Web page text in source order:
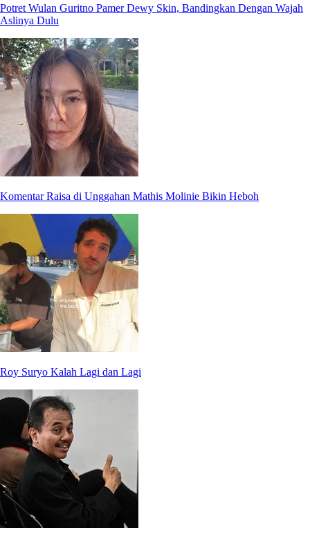
Potret Wulan Guritno Pamer Dewy Skin, Bandingkan Dengan Wajah
Aslinya Dulu
Komentar Raisa di Unggahan Mathis Molinie Bikin Heboh
Roy Suryo Kalah Lagi dan Lagi